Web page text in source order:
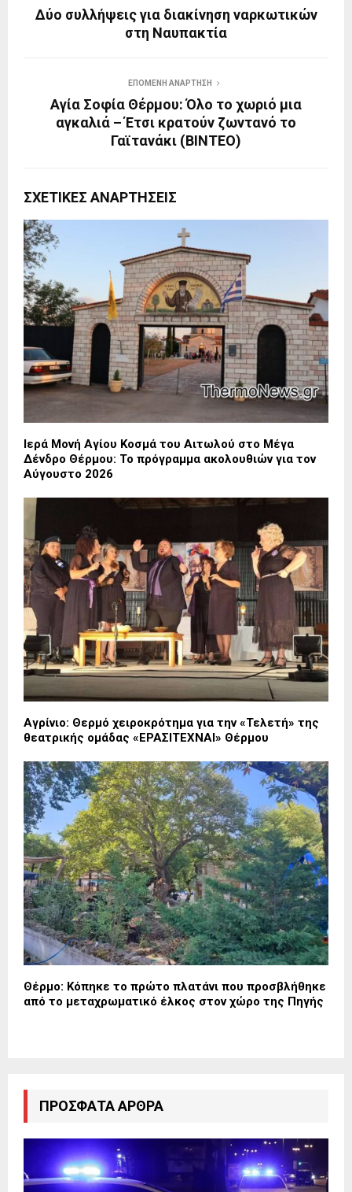
Δύο συλλήψεις για διακίνηση ναρκωτικών
στη Ναυπακτία
ΕΠΌΜΕΝΗ ΑΝΆΡΤΗΣΗ
Αγία Σοφία Θέρμου: Όλο το χωριό μια
αγκαλιά – Έτσι κρατούν ζωντανό το
Γαϊτανάκι (ΒΙΝΤΕΟ)
ΣΧΕΤΙΚΈΣ ΑΝΑΡΤΉΣΕΙΣ
Ιερά Μονή Αγίου Κοσμά του Αιτωλού στο Μέγα
Δένδρο Θέρμου: Το πρόγραμμα ακολουθιών για τον
Αύγουστο 2026
Αγρίνιο: Θερμό χειροκρότημα για την «Τελετή» της
θεατρικής ομάδας «ΕΡΑΣΙΤΕΧΝΑΙ» Θέρμου
Θέρμο: Κόπηκε το πρώτο πλατάνι που προσβλήθηκε
από το μεταχρωματικό έλκος στον χώρο της Πηγής
ΠΡΌΣΦΑΤΑ ΆΡΘΡΑ